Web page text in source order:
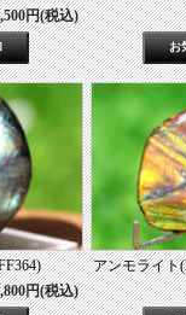
円(税込)
円(税込)
アンモライト